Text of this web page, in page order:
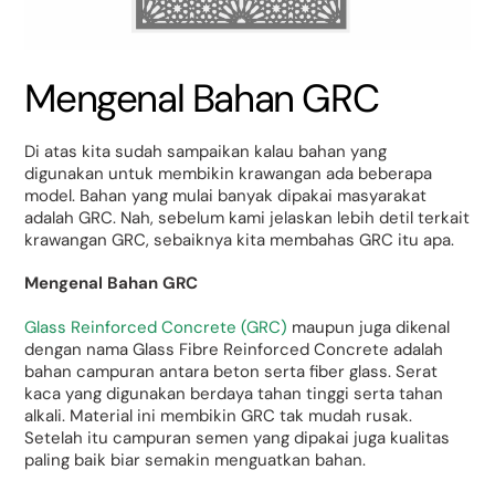
Mengenal Bahan GRC
Di atas kita sudah sampaikan kalau bahan yang
digunakan untuk membikin krawangan ada beberapa
model. Bahan yang mulai banyak dipakai masyarakat
adalah GRC. Nah, sebelum kami jelaskan lebih detil terkait
krawangan GRC, sebaiknya kita membahas GRC itu apa.
Mengenal Bahan GRC
Glass Reinforced Concrete (GRC) maupun juga dikenal
dengan nama Glass Fibre Reinforced Concrete adalah
bahan campuran antara beton serta fiber glass. Serat
kaca yang digunakan berdaya tahan tinggi serta tahan
alkali. Material ini membikin GRC tak mudah rusak.
Setelah itu campuran semen yang dipakai juga kualitas
paling baik biar semakin menguatkan bahan.